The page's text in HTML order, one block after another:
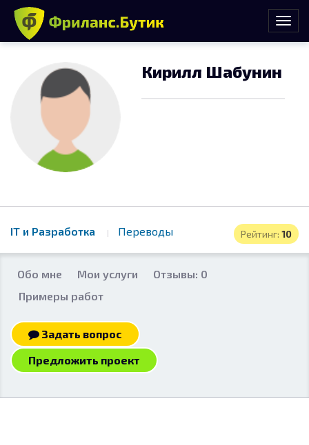
Кирилл Шабунин
Рейтинг: 10
IT и Разработка Переводы
Обо мне Мои услуги
Отзывы: 0
Примеры работ
Задать вопрос
Предложить проект